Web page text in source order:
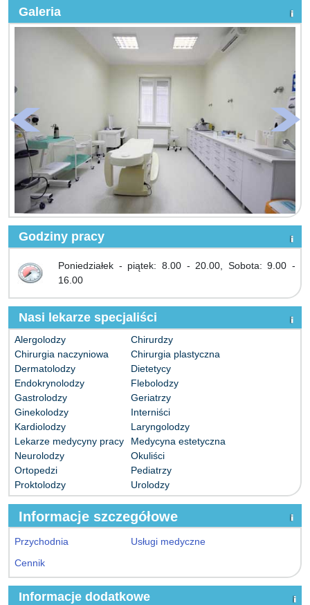
Galeria
Godziny pracy
Poniedziałek - piątek: 8.00 - 20.00, Sobota: 9.00 -
16.00
Nasi lekarze specjaliści
Alergolodzy
Chirurdzy
Chirurgia naczyniowa
Chirurgia plastyczna
Dermatolodzy
Dietetycy
Endokrynolodzy
Flebolodzy
Gastrolodzy
Geriatrzy
Ginekolodzy
Interniści
Kardiolodzy
Laryngolodzy
Lekarze medycyny pracy
Medycyna estetyczna
Neurolodzy
Okuliści
Ortopedzi
Pediatrzy
Proktolodzy
Urolodzy
Informacje szczegółowe
Przychodnia
Usługi medyczne
Cennik
Informacje dodatkowe